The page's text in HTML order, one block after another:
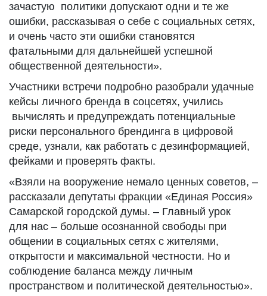
зачастую политики допускают одни и те же
ошибки, рассказывая о себе с социальных сетях,
и очень часто эти ошибки становятся
фатальными для дальнейшей успешной
общественной деятельности».
Участники встречи подробно разобрали удачные
кейсы личного бренда в соцсетях, учились
вычислять и предупреждать потенциальные
риски персонального брендинга в цифровой
среде, узнали, как работать с дезинформацией,
фейками и проверять факты.
«Взяли на вооружение немало ценных советов, –
рассказали депутаты фракции «Единая Россия»
Самарской городской думы. – Главный урок
для нас – больше осознанной свободы при
общении в социальных сетях с жителями,
открытости и максимальной честности. Но и
соблюдение баланса между личным
пространством и политической деятельностью».